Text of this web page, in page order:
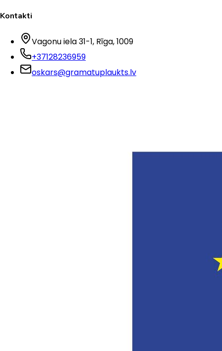
Kontakti
Vagonu iela 31-1, Rīga, 1009
+37128236959
oskars@gramatuplaukts.lv